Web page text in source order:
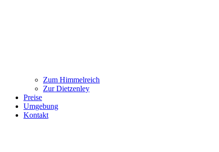
Zum Himmelreich
Zur Dietzenley
Preise
Umgebung
Kontakt